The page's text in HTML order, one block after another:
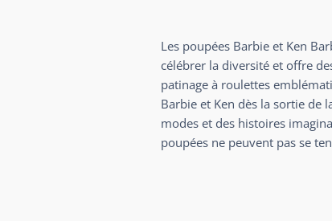
Les poupées Barbie et Ken
célébrer la diversité et offre
patinage à roulettes
Barbie et Ken dès la sortie de
modes et des histoires
poupées ne peuvent pas se